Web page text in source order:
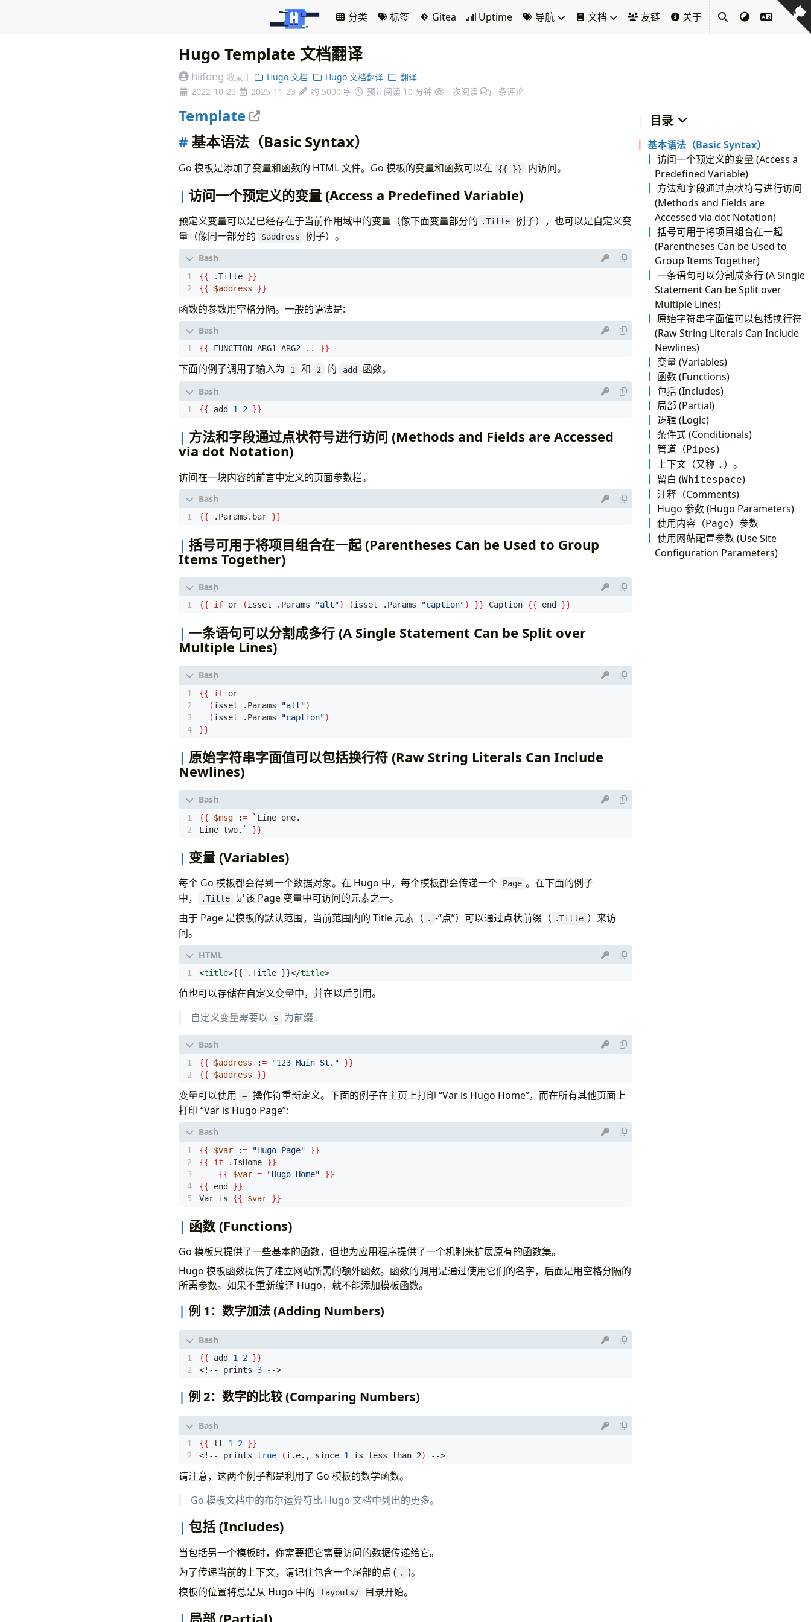
所有文章 分类 标签 Gitea Uptime 导航 文档 友链 关于
Hugo Template 文档翻译
hiifong 收录于 Hugo 文档 Hugo 文档翻译
翻译
2022-10-29
2025-11-23 约 5000 字 预计阅读 10 分钟 - 次阅读 - 条评论
Template
基本语法（Basic Syntax）
Go 模板是添加了变量和函数的 HTML 文件。Go 模板的变量和函数可以在 {{ }} 内访问。
访问一个预定义的变量 (Access a Predefined Variable)
预定义变量可以是已经存在于当前作用域中的变量（像下面变量部分的 .Title
例子），也可以是自定义变
量（像同一部分的
$address 例子）。
{{ .Title }}
{{
$address }}
函数的参数用空格分隔。一般的语法是:
1 {{ FUNCTION ARG1 ARG2 .. }}
下面的例子调用了输入为 1 和 2 的 add 函数。
{{ add 1 2 }}
方法和字段通过点状符号进行访问 (Methods and Fields are Accessed
via dot Notation)
访问在一块内容的前言中定义的页面参数栏。
1 {{ .Params.bar }}
括号可用于将项目组合在一起 (Parentheses Can be Used to Group
Items Together)
1 {{ if or (isset .Params "alt") (isset .Params "caption") }} Caption {{ end }}
一条语句可以分割成多行 (A Single Statement Can be Split over
Multiple Lines)
4
{{ if
or
(isset .Params "alt")
(isset .Params "caption")
}}
原始字符串字面值可以包括换行符 (Raw String Literals Can Include
Newlines)
{{ $msg := `
Line two. ` }}
变量 (Variables)
每个 Go 模板都会得到一个数据对象。在 Hugo 中，每个模板都会传递一个 Page 。在下面的例子
中，
.Title
是该 Page 变量中可访问的元素之一。
由于 Page 是模板的默认范围，当前范围内的 Title 元素（ . -“点”）可以通过点状前缀（ .Title ）来访
问。
<title>{{ .Title }}</title>
值也可以存储在自定义变量中，并在以后引用。
自定义变量需要以
$ 为前缀。
{{ $address := "123 Main St."
}}
{{
$address }}
变量可以使用 =
操作符重新定义。下面的例子在主页上打印 “Var is Hugo Home”，而在所有其他页面上
打印 “Var is Hugo Page”:
4
{{ $var := "Hugo Page"
}}
{{
if .IsHome }}
{{
$var = "Hugo Home"
}}
{{ end }}
Var is {{ $var }}
函数 (Functions)
Go 模板只提供了一些基本的函数，但也为应用程序提供了一个机制来扩展原有的函数集。
Hugo 模板函数提供了建立网站所需的额外函数。函数的调用是通过使用它们的名字，后面是用空格分隔的
所需参数。如果不重新编译 Hugo，就不能添加模板函数。
例 1：数字加法 (Adding Numbers)
{{ add 1 2 }}
<!-- prints 3 -->
例 2：数字的比较 (Comparing Numbers)
1
{{ lt 1 2 }}
<!-- prints true (i.e., since 1 is less than 2) -->
请注意，这两个例子都是利用了 Go 模板的数学函数。
Go 模板文档中的布尔运算符比 Hugo 文档中列出的更多。
包括 (Includes)
当包括另一个模板时，你需要把它需要访问的数据传递给它。
为了传递当前的上下文，请记住包含一个尾部的点 ( . )。
模板的位置将总是从 Hugo 中的
layouts/ 目录开始。
局部 (Partial)
目录
基本语法（Basic Syntax）
访问一个预定义的变量 (Access a
Predefined Variable)
方法和字段通过点状符号进行访问
(Methods and Fields are
Accessed via dot Notation)
括号可用于将项目组合在一起
(Parentheses Can be Used to
Group Items Together)
一条语句可以分割成多行 (A Single
Statement Can be Split over
Multiple Lines)
原始字符串字面值可以包括换行符
(Raw String Literals Can Include
Newlines)
变量 (Variables)
函数 (Functions)
包括 (Includes)
局部 (Partial)
逻辑 (Logic)
条件式 (Conditionals)
管道（Pipes)
上下文（又称 . ）。
留白 (Whitespace)
注释（Comments)
Hugo 参数 (Hugo Parameters)
使用内容（Page）参数
使用网站配置参数 (Use Site
Configuration Parameters)